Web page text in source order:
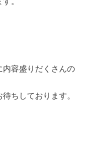
内容盛りだくさんの
ちしております。